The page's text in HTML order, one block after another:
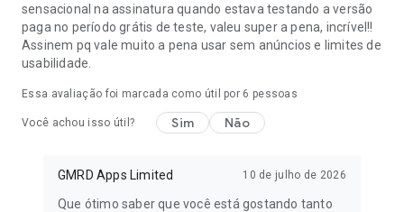
sensacional na assinatura quando estava testando a versão
paga no período grátis de teste, valeu super a pena, incrível!!
Assinem pq vale muito a pena usar sem anúncios e limites de
usabilidade.
Essa avaliação foi marcada como útil por 6 pessoas
Você achou isso útil? Sim Não
GMRD Apps Limited 10 de julho de 2026
Que ótimo saber que você está gostando tanto